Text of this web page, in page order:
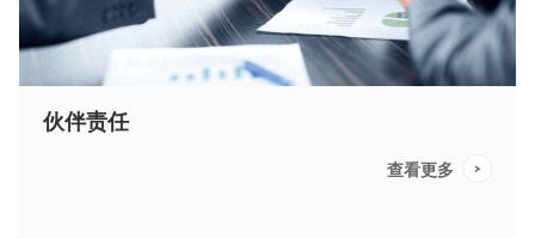
伙伴责任
查看更多